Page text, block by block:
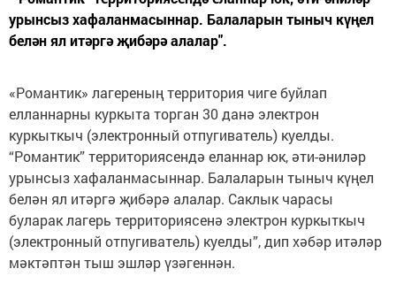
урынсыз хафаланмасыннар. Балаларын тыныч күңел
белән ял итәргә җибәрә алалар".
«Романтик» лагереның территория чиге буйлап
елланнарны куркыта торган 30 данә электрон
куркыткыч (электронный отпугиватель) куелды.
“Романтик” территориясендә еланнар юк, әти-әниләр
урынсыз хафаланмасыннар. Балаларын тыныч күңел
белән ял итәргә җибәрә алалар. Саклык чарасы
буларак лагерь территориясенә электрон куркыткыч
(электронный отпугиватель) куелды”, дип хәбәр итәләр
мәктәптән тыш эшләр үзәгеннән.